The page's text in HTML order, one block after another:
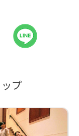
プ